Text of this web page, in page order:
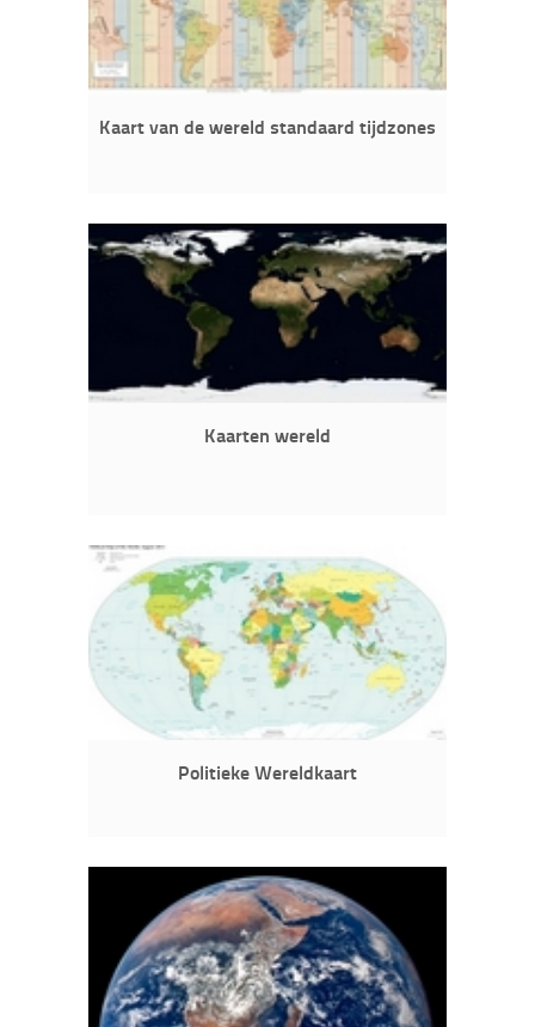
Kaart van de wereld standaard tijdzones
Kaarten wereld
Politieke Wereldkaart